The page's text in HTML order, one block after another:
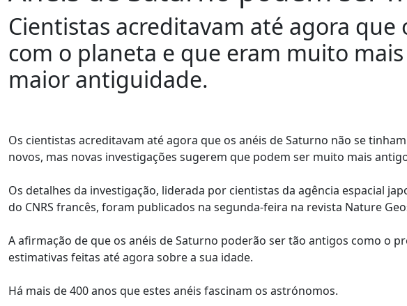
Cientistas acreditavam até agora
com o planeta e que eram muito
maior antiguidade.
Os cientistas acreditavam até agora que os anéis de Saturno não se
novos, mas novas investigações sugerem que podem ser muito mais
Os detalhes da investigação, liderada por cientistas da agência espacial
do CNRS francês, foram publicados na segunda-feira na revista Nature
A afirmação de que os anéis de Saturno poderão ser tão antigos como o
estimativas feitas até agora sobre a sua idade.
Há mais de 400 anos que estes anéis fascinam os astrónomos.